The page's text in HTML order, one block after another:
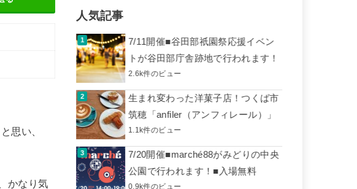
思い、
かなり気
人気記事
7/11開催■谷田部祇園祭応援イベン
トが谷田部庁舎跡地で行われます！
2.6k件のビュー
生まれ変わった洋菓子店！つくば市
筑穂「anfiler（アンフィレール）」
1.1k件のビュー
7/20開催■marché88がみどりの中央
公園で行われます！■入場無料
0.9k件のビュー